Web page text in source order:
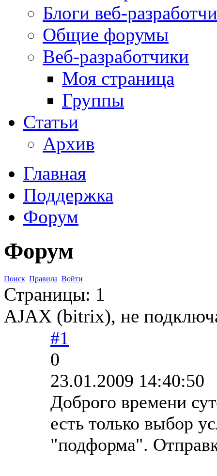
Блоги веб-
Общие форумы
Веб-разработчики
Моя страница
Группы
Статьи
Архив
Главная
Поддержка
Форум
Форум
Поиск Правила Войти
Страницы: 1
AJAX (bitrix), не
#1
0
23.01.2009 14:40:50
Доброго времени
есть только выбор
"подформа".